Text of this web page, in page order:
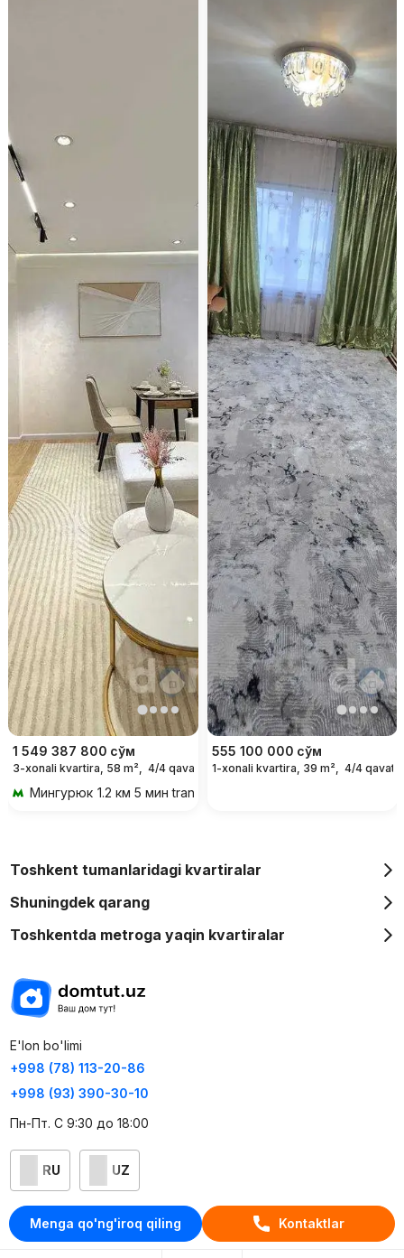
Menga qo'ng'iroq qiling Kontaktlar
1 549 387 800 сўм
3-xonali kvartira, 58 m², 4/4 qavat
Мингурюк 1.2 км 5 мин transportda
555 100 000 сўм
1-xonali kvartira, 39 m², 4/4 qavat
Toshkent tumanlaridagi kvartiralar
Shuningdek qarang
Toshkentda metroga yaqin kvartiralar
E'lon bo'limi
+998 (78) 113-20-86
+998 (93) 390-30-10
Пн-Пт. С 9:30 до 18:00
RU UZ
Kontaktlar